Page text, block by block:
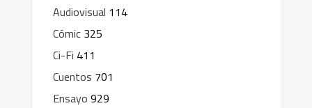
Audiovisual 114
Cómic 325
Ci-Fi 411
Cuentos 701
Ensayo 929